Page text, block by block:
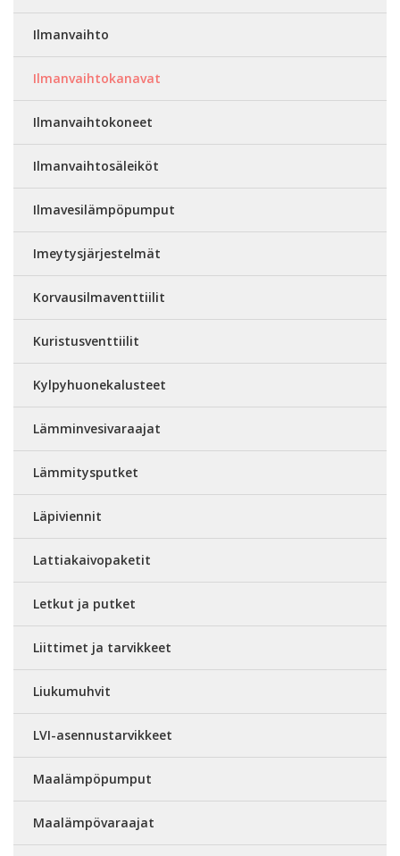
Ilmanvaihto
Ilmanvaihtokanavat
Ilmanvaihtokoneet
Ilmanvaihtosäleiköt
Ilmavesilämpöpumput
Imeytysjärjestelmät
Korvausilmaventtiilit
Kuristusventtiilit
Kylpyhuonekalusteet
Lämminvesivaraajat
Lämmitysputket
Läpiviennit
Lattiakaivopaketit
Letkut ja putket
Liittimet ja tarvikkeet
Liukumuhvit
LVI-asennustarvikkeet
Maalämpöpumput
Maalämpövaraajat